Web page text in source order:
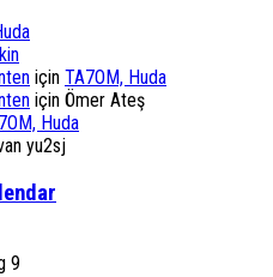
için TA7OM, Huda
için Ömer Ateş
Huda
yu2sj
9